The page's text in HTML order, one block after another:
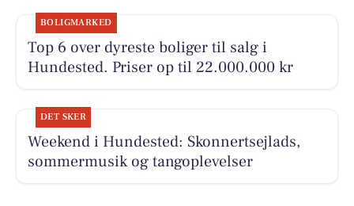
BOLIGMARKED
Top 6 over dyreste boliger til salg i
Hundested. Priser op til 22.000.000 kr
DET SKER
Weekend i Hundested: Skonnertsejlads,
sommermusik og tangoplevelser